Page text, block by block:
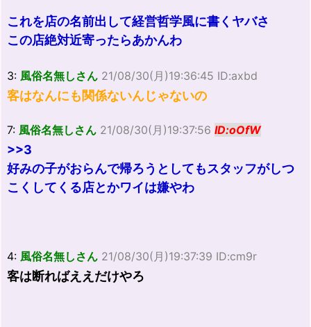
これを店の名前出して経営哲学風に書くヤバさ
この店絶対近寄ったらあかんわ
3: 風俗名無しさん 21/08/30(月)19:36:45 ID:axbd
客はなんにも関係ないんじゃないの
7: 風俗名無しさん 21/08/30(月)19:37:56 ID:oOfW
>>3
好みの子がおらんで帰ろうとしてもスタッフがしつ
こくしてくる店とかワイは嫌やわ
4: 風俗名無しさん 21/08/30(月)19:37:39 ID:cm9r
客は断ればええだけやろ